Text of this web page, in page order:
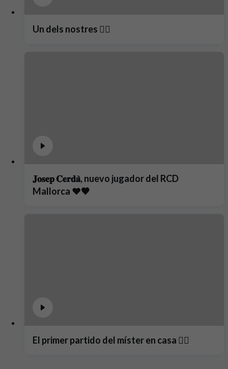
Un dels nostres ❤️‍🔥
𝐉𝐨𝐬𝐞𝐩 𝐂𝐞𝐫𝐝𝐚̀, nuevo jugador del RCD
Mallorca ❤️🖤
El primer partido del míster en casa ❤️‍🔥